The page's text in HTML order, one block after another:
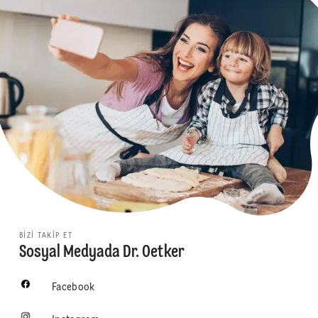
BIZI TAKIP ET
Sosyal Medyada Dr. Oetker
Facebook